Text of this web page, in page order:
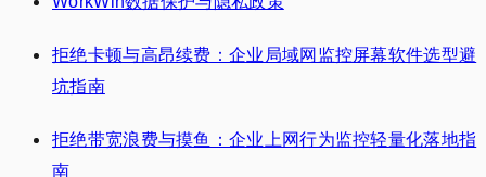
拒绝卡顿与高昂续费：企业局域网监控屏幕软件选型避
坑指南
拒绝带宽浪费与摸鱼：企业上网行为监控轻量化落地指
南